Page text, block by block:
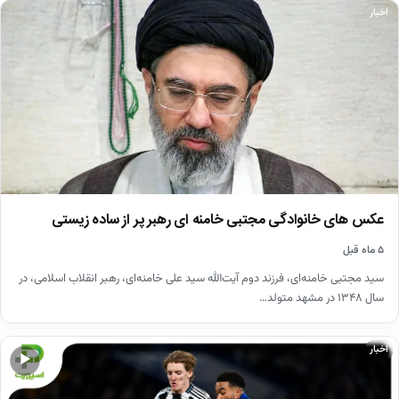
اخبار
عکس های خانوادگی مجتبی خامنه ای رهبر پر از ساده زیستی
۵ ماه قبل
سید مجتبی خامنه‌ای، فرزند دوم آیت‌الله سید علی خامنه‌ای، رهبر انقلاب اسلامی، در
سال ۱۳۴۸ در مشهد متولد…
▶
اخبار